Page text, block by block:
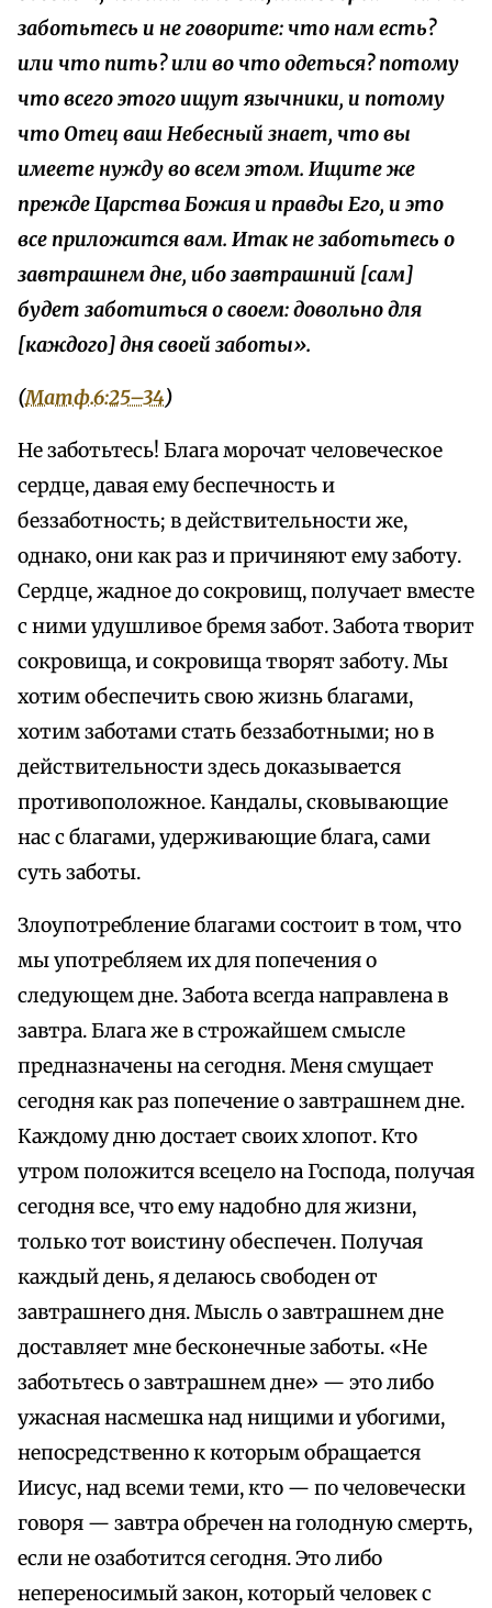
заботьтесь и не говорите: что нам есть?
или что пить? или во что одеться? потому
что всего этого ищут язычники, и потому
что Отец ваш Небесный знает, что вы
имеете нужду во всем этом. Ищите же
прежде Царства Божия и правды Его, и это
все приложится вам. Итак не заботьтесь о
завтрашнем дне, ибо завтрашний [сам]
будет заботиться о своем: довольно для
[каждого] дня своей заботы».
(Матф.6:25–34)
Не заботьтесь! Блага морочат человеческое
сердце, давая ему беспечность и
беззаботность; в действительности же,
однако, они как раз и причиняют ему заботу.
Сердце, жадное до сокровищ, получает вместе
с ними удушливое бремя забот. Забота творит
сокровища, и сокровища творят заботу. Мы
хотим обеспечить свою жизнь благами,
хотим заботами стать беззаботными; но в
действительности здесь доказывается
противоположное. Кандалы, сковывающие
нас с благами, удерживающие блага, сами
суть заботы.
Злоупотребление благами состоит в том, что
мы употребляем их для попечения о
следующем дне. Забота всегда направлена в
завтра. Блага же в строжайшем смысле
предназначены на сегодня. Меня смущает
сегодня как раз попечение о завтрашнем дне.
Каждому дню достает своих хлопот. Кто
утром положится всецело на Господа, получая
сегодня все, что ему надобно для жизни,
только тот воистину обеспечен. Получая
каждый день, я делаюсь свободен от
завтрашнего дня. Мысль о завтрашнем дне
доставляет мне бесконечные заботы. «Не
заботьтесь о завтрашнем дне» — это либо
ужасная насмешка над нищими и убогими,
непосредственно к которым обращается
Иисус, над всеми теми, кто — по человечески
говоря — завтра обречен на голодную смерть,
если не озаботится сегодня. Это либо
непереносимый закон, который человек с